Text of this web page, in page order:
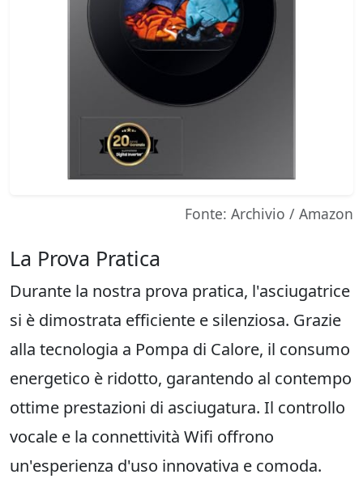
Fonte: Archivio / Amazon
La Prova Pratica
Durante la nostra prova pratica, l'asciugatrice
si è dimostrata efficiente e silenziosa. Grazie
alla tecnologia a Pompa di Calore, il consumo
energetico è ridotto, garantendo al contempo
ottime prestazioni di asciugatura. Il controllo
vocale e la connettività Wifi offrono
un'esperienza d'uso innovativa e comoda.